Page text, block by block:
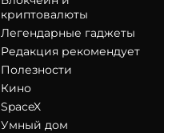
криптовалюты
Легендарные гаджеты
Редакция рекомендует
Полезности
Кино
SpaceX
Умный дом